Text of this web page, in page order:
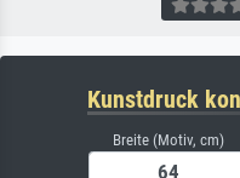
Kunstdruck
Breite (Motiv, cm)